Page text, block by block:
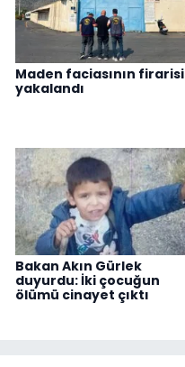
Maden faciasının firarisi
yakalandı
Bakan Akın Gürlek
duyurdu: İki çocuğun
ölümü cinayet çıktı